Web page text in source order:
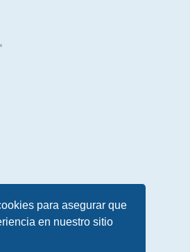
para asegurar que
en nuestro sitio